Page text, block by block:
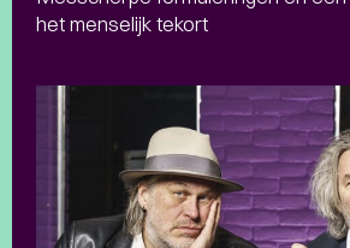
het menselijk tekort